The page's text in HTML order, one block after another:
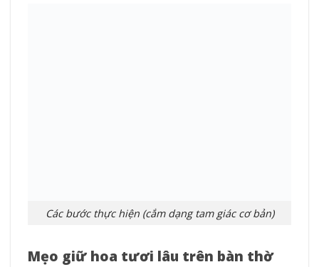
Các bước thực hiện (cắm dạng tam giác cơ bản)
Mẹo giữ hoa tươi lâu trên bàn thờ